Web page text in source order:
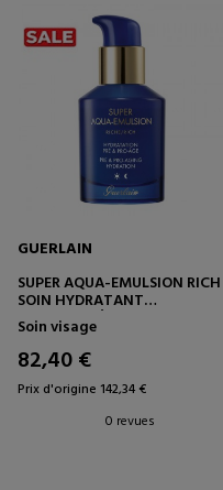
GUERLAIN
SUPER AQUA-EMULSION RICH
SOIN HYDRATANT
CONCENTRÉ
Soin visage
82,40 €
Prix d'origine 142,34 €
0 revues